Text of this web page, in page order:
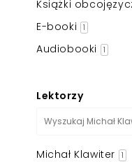
Książki
E-booki 1
Audiobooki 1
Lektorzy
Michał Klawiter 1
Powiększony kursor
Pomoc w czytaniu